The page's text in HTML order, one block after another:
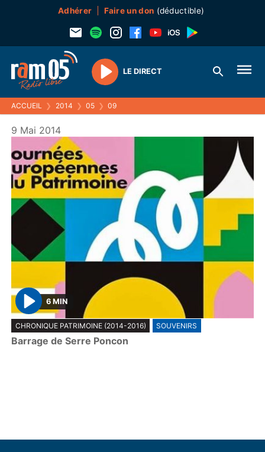
Adhérer Faire un don (déductible)
Play
LE DIRECT
ACCUEIL ❯ 2014 ❯ 05 ❯ 09
9 Mai 2014
P
l
a
6 MIN
CHRONIQUE PATRIMOINE (2014-2016) SOUVENIRS
Barrage de Serre Poncon